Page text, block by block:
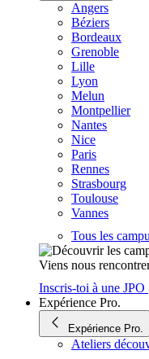
Angers
Béziers
Bordeaux
Grenoble
Lille
Lyon
Melun
Montpellier
Nantes
Nice
Paris
Rennes
Strasbourg
Toulouse
Vannes
Tous les
Viens nous
Inscris-toi à une JPO
Expérience Pro.
Expérience Pro.
Ateliers